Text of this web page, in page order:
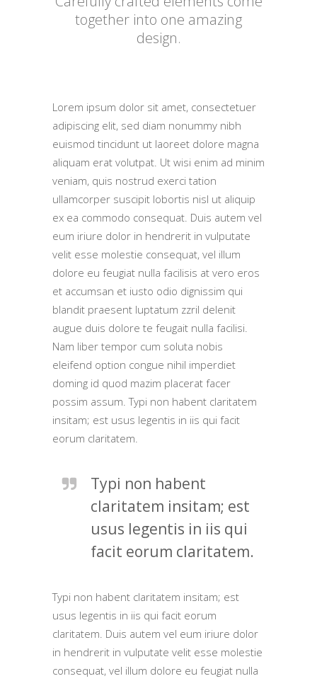
together into one amazing
design.
Lorem ipsum dolor sit amet, consectetuer
adipiscing elit, sed diam nonummy nibh
euismod tincidunt ut laoreet dolore magna
aliquam erat volutpat. Ut wisi enim ad minim
veniam, quis nostrud exerci tation
ullamcorper suscipit lobortis nisl ut aliquip
ex ea commodo consequat. Duis autem vel
eum iriure dolor in hendrerit in vulputate
velit esse molestie consequat, vel illum
dolore eu feugiat nulla facilisis at vero eros
et accumsan et iusto odio dignissim qui
blandit praesent luptatum zzril delenit
augue duis dolore te feugait nulla facilisi.
Nam liber tempor cum soluta nobis
eleifend option congue nihil imperdiet
doming id quod mazim placerat facer
possim assum. Typi non habent claritatem
insitam; est usus legentis in iis qui facit
eorum claritatem.
Typi non habent
claritatem insitam; est
usus legentis in iis qui
facit eorum claritatem.
Typi non habent claritatem insitam; est
usus legentis in iis qui facit eorum
claritatem. Duis autem vel eum iriure dolor
in hendrerit in vulputate velit esse molestie
consequat, vel illum dolore eu feugiat nulla